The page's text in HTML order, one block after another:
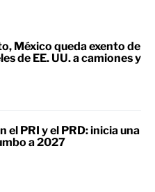
México queda exento de
de EE. UU. a camiones y
el PRI y el PRD: inicia una
a 2027